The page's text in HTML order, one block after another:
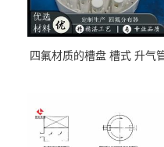
四氟材质的槽盘 槽式 升气